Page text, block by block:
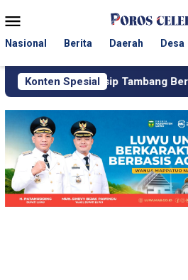
ke
Mobile
Nasional Berita Daerah Desa
Konten Spesial
Tambang Berkelanjutan